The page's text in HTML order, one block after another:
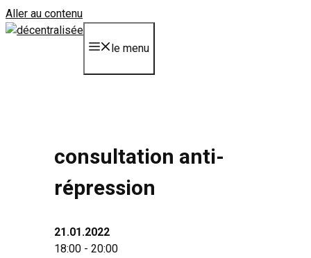
Aller au contenu
le menu
consultation anti-
répression
21.01.2022
18:00 - 20:00